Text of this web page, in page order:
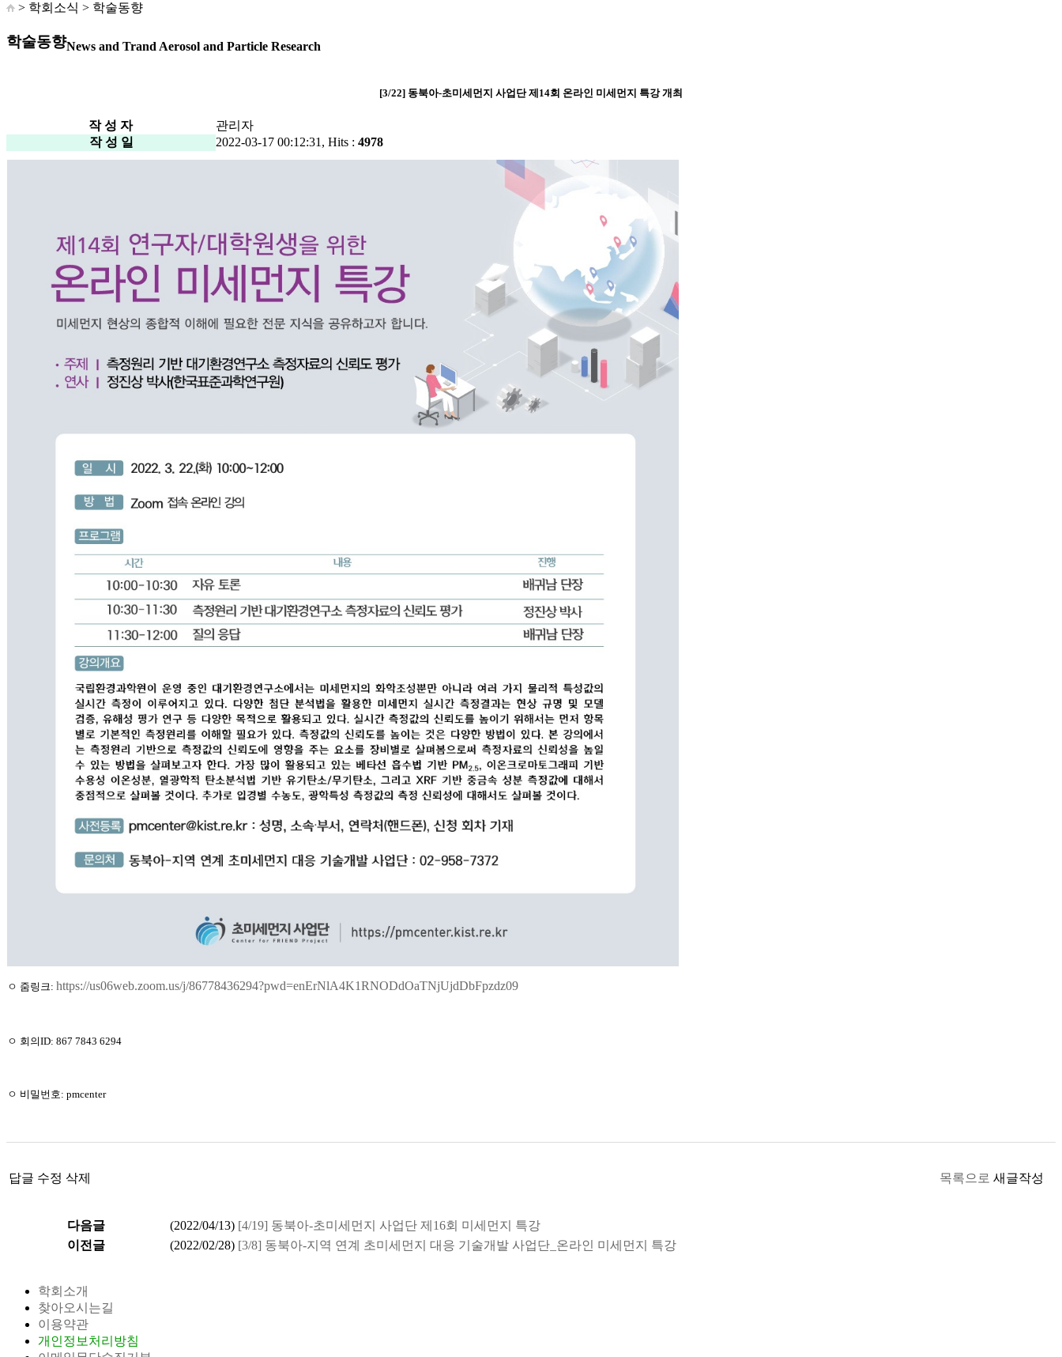
> 학회소식 > 학술동향
학술동향News and Trand Aerosol and Particle Research
[3/22] 동북아-초미세먼지 사업단 제14회 온라인 미세먼지 특강 개최
작 성 자
관리자
작 성 일
2022-03-17 00:12:31, Hits : 4978
ㅇ 줌링크: https://us06web.zoom.us/j/86778436294?pwd=enErNlA4K1RNODdOaTNjUjdDbFpzdz09
ㅇ 회의ID: 867 7843 6294
ㅇ 비밀번호: pmcenter
답글 수정 삭제 목록으로 새글작성
다음글 (2022/04/13) [4/19] 동북아-초미세먼지 사업단 제16회 미세먼지 특강
이전글
(2022/02/28) [3/8] 동북아-지역 연계 초미세먼지 대응 기술개발 사업단_온라인 미세먼지 특강
학회소개
찾아오시는길
이용약관
개인정보처리방침